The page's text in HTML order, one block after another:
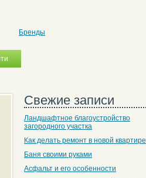
Бренды
Свежие записи
Ландшафтное благоустройство
загородного участка
Как делать ремонт в новой квартире
Баня своими руками
Асфальт и его особенности